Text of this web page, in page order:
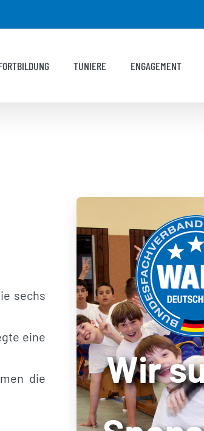
TUNIERE ENGAGEMENT
sechs
eine
die
Wir